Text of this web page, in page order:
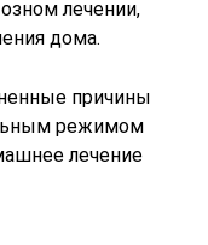
лечении,
дома.
причины
режимом
лечение